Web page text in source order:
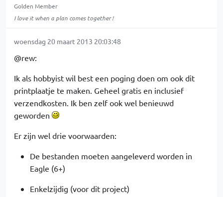
Golden Member
I love it when a plan comes together !
woensdag 20 maart 2013 20:03:48
@rew:
Ik als hobbyist wil best een poging doen om ook dit
printplaatje te maken. Geheel gratis en inclusief
verzendkosten. Ik ben zelf ook wel benieuwd
geworden
Er zijn wel drie voorwaarden:
De bestanden moeten aangeleverd worden in
Eagle (6+)
Enkelzijdig (voor dit project)